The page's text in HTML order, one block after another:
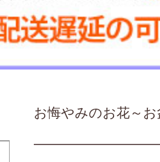
お悔やみのお花～